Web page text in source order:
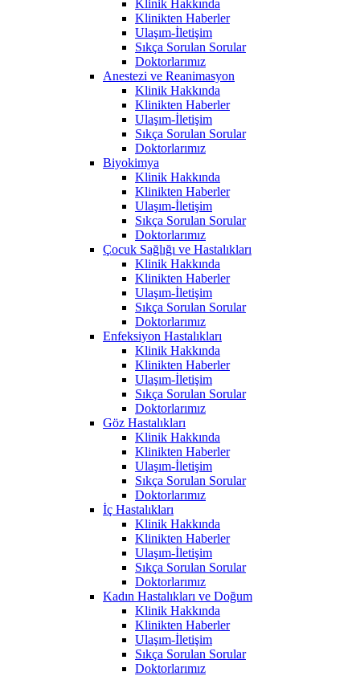
Klinik Hakkında
Klinikten Haberler
Ulaşım-İletişim
Sıkça Sorulan Sorular
Doktorlarımız
Anestezi ve Reanimasyon
Klinik Hakkında
Klinikten Haberler
Ulaşım-İletişim
Sıkça Sorulan Sorular
Doktorlarımız
Biyokimya
Klinik Hakkında
Klinikten Haberler
Ulaşım-İletişim
Sıkça Sorulan Sorular
Doktorlarımız
Çocuk Sağlığı ve Hastalıkları
Klinik Hakkında
Klinikten Haberler
Ulaşım-İletişim
Sıkça Sorulan Sorular
Doktorlarımız
Enfeksiyon Hastalıkları
Klinik Hakkında
Klinikten Haberler
Ulaşım-İletişim
Sıkça Sorulan Sorular
Doktorlarımız
Göz Hastalıkları
Klinik Hakkında
Klinikten Haberler
Ulaşım-İletişim
Sıkça Sorulan Sorular
Doktorlarımız
İç Hastalıkları
Klinik Hakkında
Klinikten Haberler
Ulaşım-İletişim
Sıkça Sorulan Sorular
Doktorlarımız
Kadın Hastalıkları ve Doğum
Klinik Hakkında
Klinikten Haberler
Ulaşım-İletişim
Sıkça Sorulan Sorular
Doktorlarımız